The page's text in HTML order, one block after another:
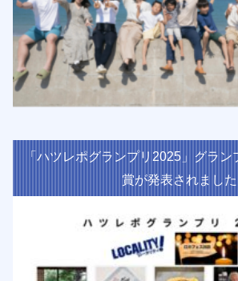
「ハツレポグランプリ2025」グラ
賞が発表されました